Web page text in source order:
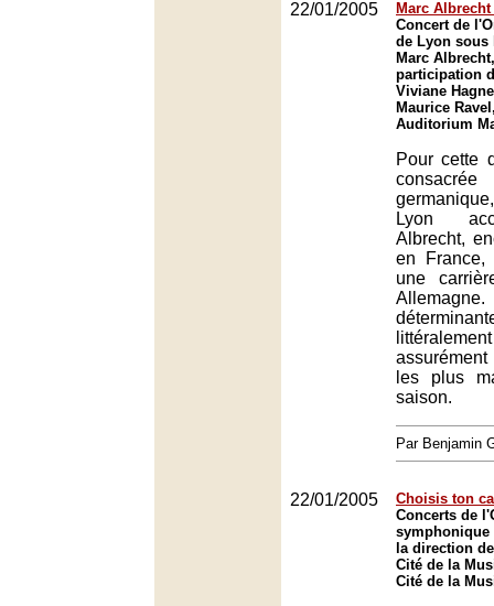
22/01/2005
Marc
Concert de
de Lyon sous
Marc
participation
Viviane
Maurice
Auditorium
Pour cette
Lyon
Albrecht,
en France,
une
les plus
saison.
Par Benjamin
22/01/2005
Choisis ton
Concerts de
symphonique
la direction
Cité de la
Cité de la